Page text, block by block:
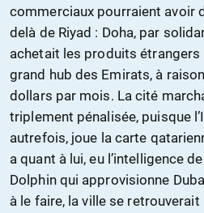
commerciaux pourraient avoir
delà de Riyad : Doha, par
achetait les produits étrangers
grand hub des Emirats, à
dollars par mois. La cité
triplement pénalisée, puisque
autrefois, joue la carte
a quant à lui, eu l’intelligence
Dolphin qui approvisionne
à le faire, la ville se